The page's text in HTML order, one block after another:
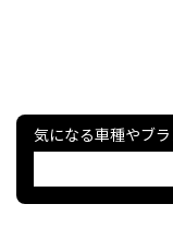
気になる車種やブ